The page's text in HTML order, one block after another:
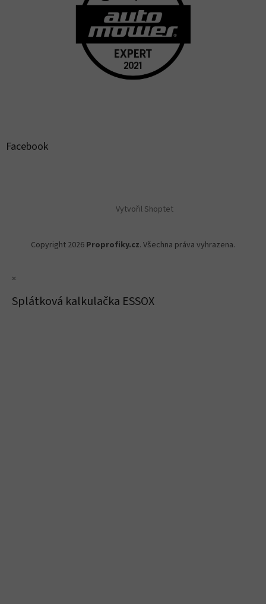
Facebook
Vytvořil Shoptet
Copyright 2026 Proprofiky.cz. Všechna práva vyhrazena.
×
Splátková kalkulačka ESSOX